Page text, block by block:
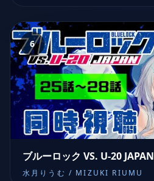
6
ブルーロック VS. U-20 JAPAN
水月りうむ / MIZUKI RIUMU